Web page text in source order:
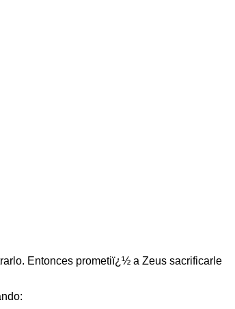
Entonces prometiï¿½ a Zeus sacrificarle